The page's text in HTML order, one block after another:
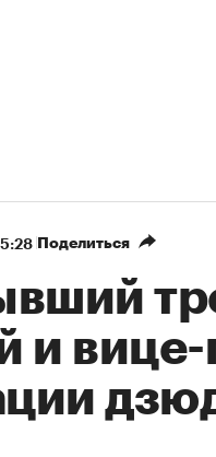
Поделиться
и